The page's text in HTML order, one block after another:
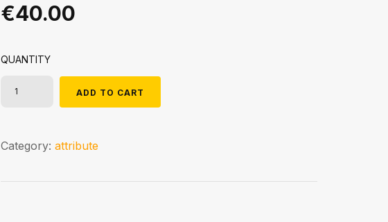
€40.00
QUANTITY
ADD TO CART
Category: attribute